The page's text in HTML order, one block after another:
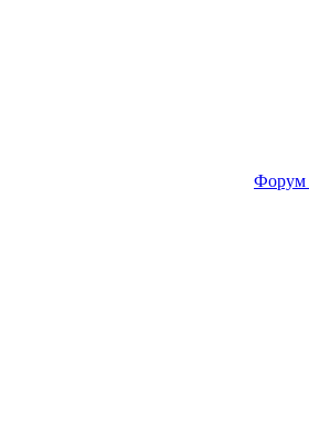
Форум